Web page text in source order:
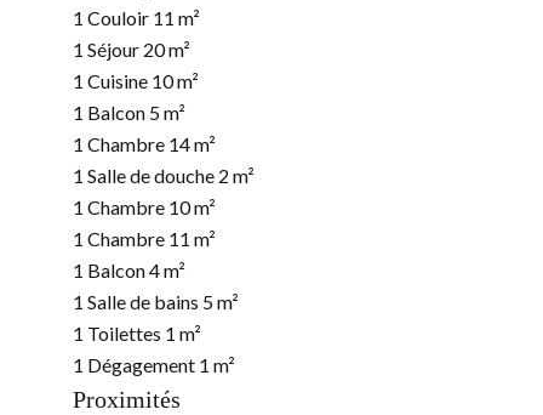
1 Couloir 11 m²
1 Séjour 20 m²
1 Cuisine 10 m²
1 Balcon 5 m²
1 Chambre 14 m²
1 Salle de douche 2 m²
1 Chambre 10 m²
1 Chambre 11 m²
1 Balcon4 m²
1 Salle de bains 5 m²
1 Toilettes 1 m²
1 Dégagement 1 m²
Proximités